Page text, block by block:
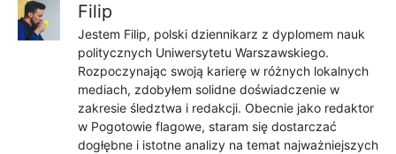
Filip
Jestem Filip, polski dziennikarz z dyplomem nauk
politycznych Uniwersytetu Warszawskiego.
Rozpoczynając swoją karierę w różnych lokalnych
mediach, zdobyłem solidne doświadczenie w
zakresie śledztwa i redakcji. Obecnie jako redaktor
w Pogotowie flagowe, staram się dostarczać
dogłębne i istotne analizy na temat najważniejszych